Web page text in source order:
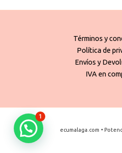
Términos y
Política de
Envíos y
IVA en
ecumalaga.com •
1